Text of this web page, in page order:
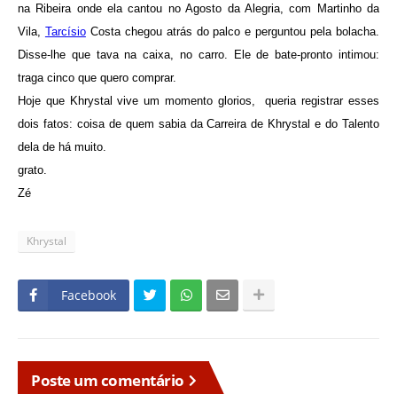
na Ribeira onde ela cantou no Agosto da Alegria, com Martinho da
Vila, TarcísioCosta chegou atrás do palco e perguntou pela bolacha.
Disse-lhe que tava na caixa, no carro. Ele de bate-pronto intimou:
traga cinco que quero comprar.
Hoje que Khrystal vive um momento glorios, queria registrar esses
dois fatos: coisa de quem sabia da Carreira de Khrystal e do Talento
dela de há muito.
grato.
Zé
Khrystal
Facebook
Poste um comentário